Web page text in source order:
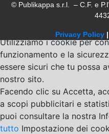
© Publikappa s.r.l. – C.F. e
Privacy Policy |
Utilizziamo i cookie per
funzionamento e la
essere sicuri che tu possa
nostro sito.
Facendo clic su Accetta,
a scopi pubblicitari e
puoi consultare la nostra
tutto Impostazione dei